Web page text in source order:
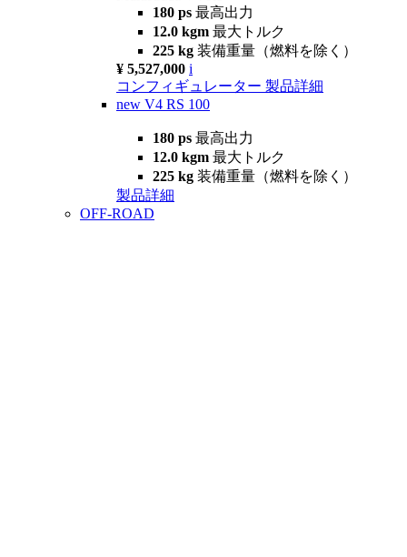
180 ps 最高出力
12.0 kgm 最大トルク
225 kg 装備重量（燃料を除く）
¥ 5,527,000 i
コンフィギュレーター 製品詳細
new V4 RS 100
180 ps 最高出力
12.0 kgm 最大トルク
225 kg 装備重量（燃料を除く）
製品詳細
OFF-ROAD